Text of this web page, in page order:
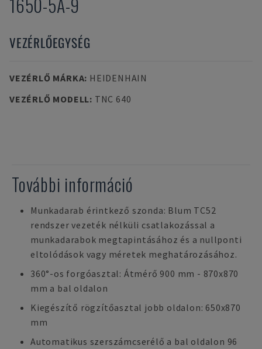
VEZÉRLŐEGYSÉG
VEZÉRLŐ MÁRKA: HEIDENHAIN
VEZÉRLŐ MODELL: TNC 640
További információ
Munkadarab érintkező szonda: Blum TC52
rendszer vezeték nélküli csatlakozással a
munkadarabok megtapintásához és a nullponti
eltolódások vagy méretek meghatározásához.
360°-os forgóasztal: Átmérő 900 mm - 870x870
mm a bal oldalon
Kiegészítő rögzítőasztal jobb oldalon: 650x870
mm
Automatikus szerszámcserélő a bal oldalon 96